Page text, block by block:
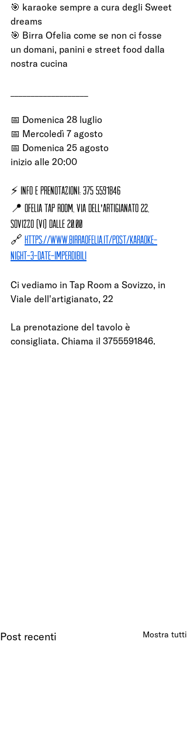
🎯 karaoke sempre a cura degli Sweet
dreams
🎯 Birra Ofelia come se non ci fosse
un domani, panini e street food dalla
nostra cucina
📅 Domenica 28 luglio
📅 Mercoledì 7 agosto
📅 Domenica 25 agosto
inizio alle 20:00
⚡ INFO E PRENOTAZIONI: 375 5591846
📍 Ofelia Tap Room, via dell'artigianato 22,
Sovizzo (VI) dalle 20.00
🔗 https://www.birraofelia.it/post/karaoke-
night-3-date-imperdibili
Ci vediamo in Tap Room a Sovizzo, in
Viale dell'artigianato, 22
La prenotazione del tavolo è
consigliata. Chiama il 3755591846.
Post recenti Mostra tutti